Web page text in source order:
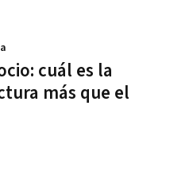
cuál es la
más que el